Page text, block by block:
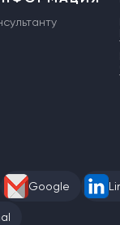
Google